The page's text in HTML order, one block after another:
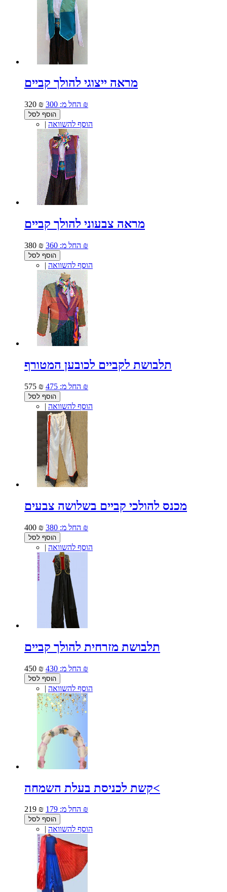
מראה ייצוגי להולך קביים
320 ₪ החל מ: 300 ₪
הוסף לסל
| הוסף להשוואה
מראה צבעוני להולך קביים
380 ₪ החל מ: 360 ₪
הוסף לסל
| הוסף להשוואה
תלבושת לקביים לכובען המטורף
575 ₪ החל מ: 475 ₪
הוסף לסל
| הוסף להשוואה
מכנס להולכי קביים בשלושה צבעים
400 ₪ החל מ: 380 ₪
הוסף לסל
| הוסף להשוואה
תלבושת מזרחית להולך קביים
450 ₪ החל מ: 430 ₪
הוסף לסל
| הוסף להשוואה
קשת לכניסת בעלת השמחה<
219 ₪ החל מ: 179 ₪
הוסף לסל
| הוסף להשוואה